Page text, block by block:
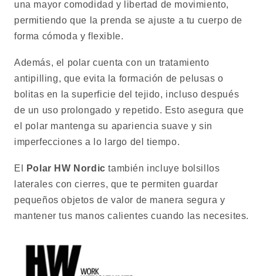
una mayor comodidad y libertad de movimiento,
permitiendo que la prenda se ajuste a tu cuerpo de
forma cómoda y flexible.
Además, el polar cuenta con un tratamiento
antipilling, que evita la formación de pelusas o
bolitas en la superficie del tejido, incluso después
de un uso prolongado y repetido. Esto asegura que
el polar mantenga su apariencia suave y sin
imperfecciones a lo largo del tiempo.
El Polar HW Nordic también incluye bolsillos
laterales con cierres, que te permiten guardar
pequeños objetos de valor de manera segura y
mantener tus manos calientes cuando las necesites.